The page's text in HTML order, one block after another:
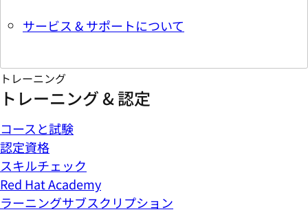
サービス & サポートについて
トレーニング
トレーニング & 認定
コースと試験
認定資格
スキルチェック
Red Hat Academy
ラーニングサブスクリプション